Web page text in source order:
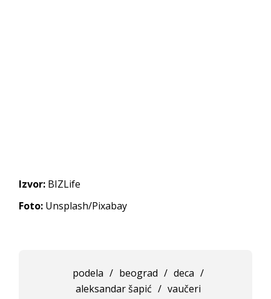
Izvor: BIZLife
Foto: Unsplash/Pixabay
podela / beograd / deca /
aleksandar šapić / vaučeri